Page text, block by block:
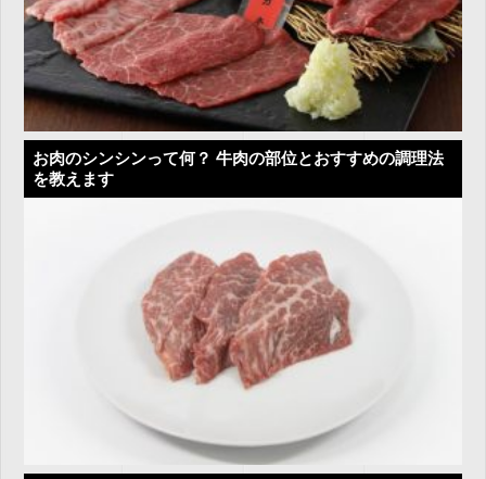
お肉のシンシンって何？ 牛肉の部位とおすすめの調理法
を教えます